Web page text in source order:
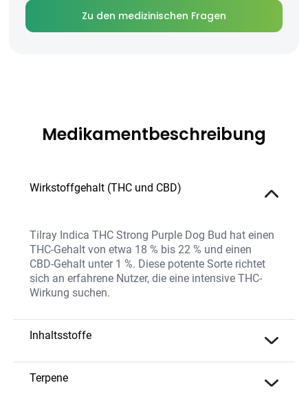
Zu den medizinischen Fragen
Medikamentbeschreibung
Wirkstoffgehalt (THC und CBD)
Tilray Indica THC Strong Purple Dog Bud hat einen
THC-Gehalt von etwa 18 % bis 22 % und einen
CBD-Gehalt unter 1 %. Diese potente Sorte richtet
sich an erfahrene Nutzer, die eine intensive THC-
Wirkung suchen.
Inhaltsstoffe
Purple Dog Bud enthält eine starke Konzentration
an THC und natürliche Terpene, die für das
charakteristische Aroma und die tief entspannende
Terpene